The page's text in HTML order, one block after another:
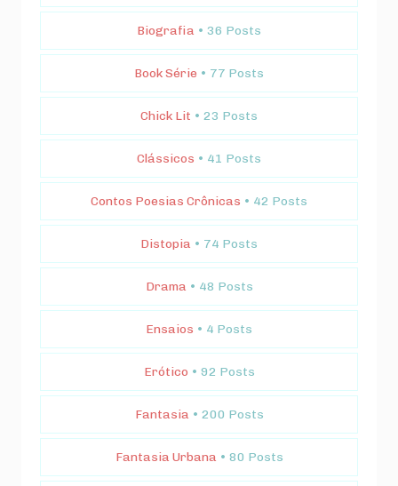
Biografia • 36 Posts
Book Série • 77 Posts
Chick Lit • 23 Posts
Clássicos • 41 Posts
Contos Poesias Crônicas • 42 Posts
Distopia • 74 Posts
Drama • 48 Posts
Ensaios • 4 Posts
Erótico • 92 Posts
Fantasia • 200 Posts
Fantasia Urbana • 80 Posts